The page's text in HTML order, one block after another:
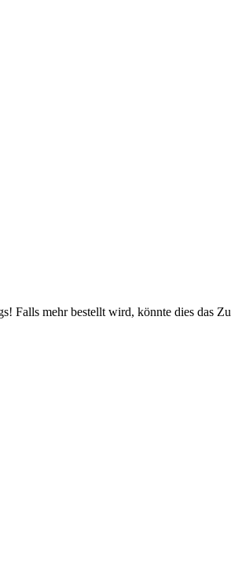
Falls mehr bestellt wird, könnte dies das